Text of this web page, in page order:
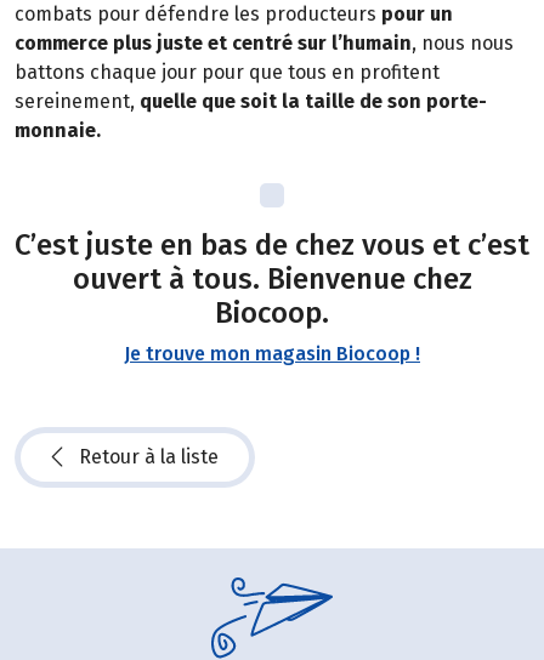
combats pour défendre les producteurs pour un
commerce plus juste et centré sur l’humain, nous nous
battons chaque jour pour que tous en profitent
sereinement, quelle que soit la taille de son porte-
monnaie.
C’est juste en bas de chez vous et c’est
ouvert à tous. Bienvenue chez
Biocoop.
Je trouve mon magasin Biocoop !
Retour à la liste